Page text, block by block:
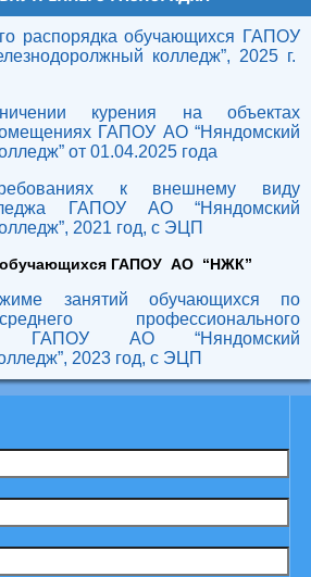
распорядка обучающихся ГАПОУ
колледж”, 2025 г.
курения на объектах
ГАПОУ АО “Няндомский
от 01.04.2025 года
к внешнему виду
ГАПОУ АО “Няндомский
2021 год, с ЭЦП
обучающихся ГАПОУ АО “НЖК”
занятий обучающихся по
профессионального
ГАПОУ АО “Няндомский
2023 год, с ЭЦП